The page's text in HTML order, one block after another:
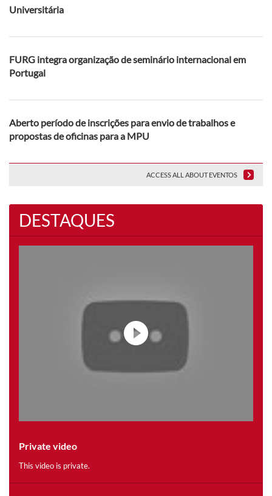
Universitária
FURG integra organização de seminário internacional em
Portugal
Aberto período de inscrições para envio de trabalhos e
propostas de oficinas para a MPU
ACCESS ALL ABOUT EVENTOS
DESTAQUES
Private video
This video is private.